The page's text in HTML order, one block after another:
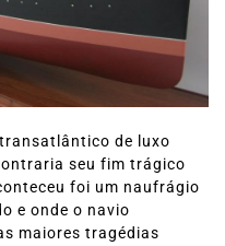
de luxo
seu fim trágico
foi um naufrágio
e onde o navio
maiores tragédias